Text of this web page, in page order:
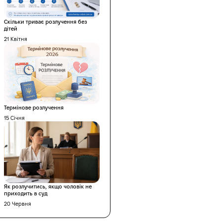
Скільки триває розлучення без
дітей
21 Квітня
Термінове розлучення
15 Січня
Як розлучитись, якщо чоловік не
приходить в суд
20 Червня